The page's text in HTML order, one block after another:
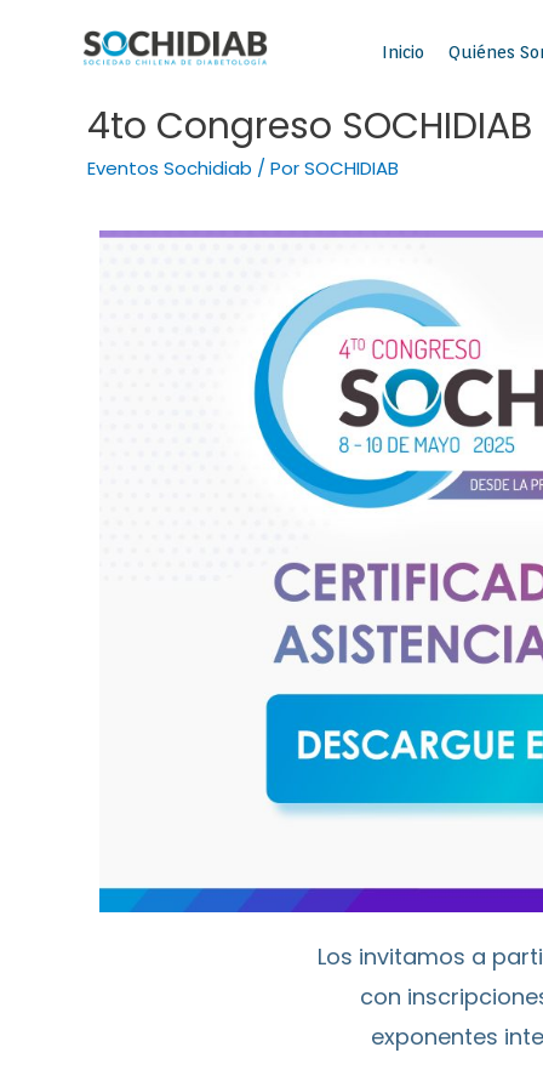
Inicio Quiénes
4to Congreso SOCHIDIAB
Eventos Sochidiab / PorSOCHIDIAB
Los invitamos a
con
exponentes